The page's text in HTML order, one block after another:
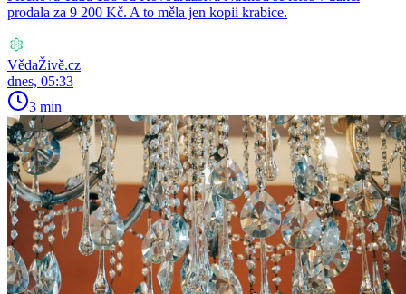
prodala za 9 200 Kč. A to měla jen kopii krabice.
VědaŽivě.cz
dnes, 05:33
3 min